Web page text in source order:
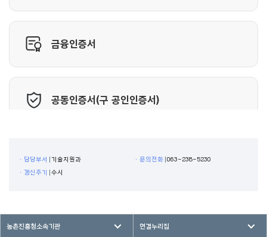
ㆍ담당부서 기술지원과 ㆍ문의전화 063-238-5230
ㆍ갱신주기
수시
농촌진흥청소속기관 연결누리집